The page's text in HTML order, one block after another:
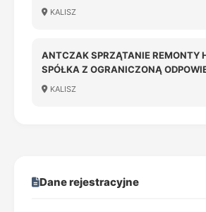
KALISZ
ANTCZAK SPRZĄTANIE REMONTY
SPÓŁKA Z OGRANICZONĄ
KALISZ
Dane rejestracyjne